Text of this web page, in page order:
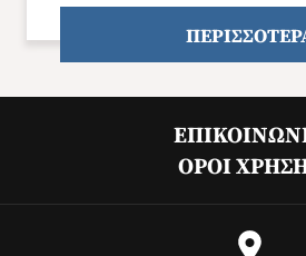
Άνοιξη 2027
ΌΡΟΙ